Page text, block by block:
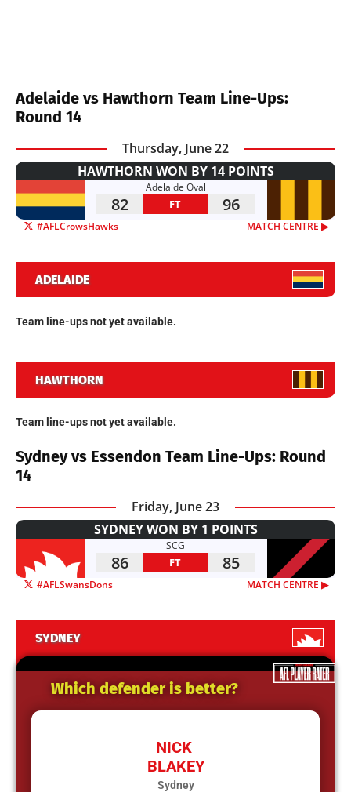
Adelaide vs Hawthorn Team Line-Ups:
Round 14
Thursday, June 22
HAWTHORN WON BY 14 POINTS
Adelaide Oval
82 FT 96
#AFLCrowsHawks MATCH CENTRE ▶︎
ADELAIDE
Team line-ups not yet available.
HAWTHORN
Team line-ups not yet available.
Sydney vs Essendon Team Line-Ups: Round
14
Friday, June 23
SYDNEY WON BY 1 POINTS
SCG
86 FT 85
#AFLSwansDons MATCH CENTRE ▶︎
SYDNEY
Which defender is better?
NICK
BLAKEY
Sydney